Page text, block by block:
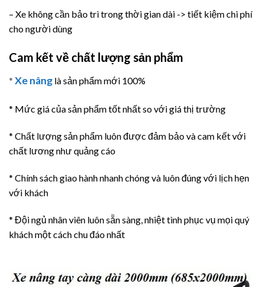
– Xe không cần bảo trì trong thời gian dài -> tiết kiệm chi phí
cho người dùng
Cam kết về chất lượng sản phẩm
* Xe nâng là sản phẩm mới 100%
* Mức giá của sản phẩm tốt nhất so với giá thị trường
* Chất lượng sản phẩm luôn được đảm bảo và cam kết với
chất lương như quảng cáo
* Chính sách giao hành nhanh chóng và luôn đúng với lịch hẹn
với khách
* Đội ngủ nhân viên luôn sẵn sàng, nhiệt tình phục vụ mọi quý
khách một cách chu đáo nhất